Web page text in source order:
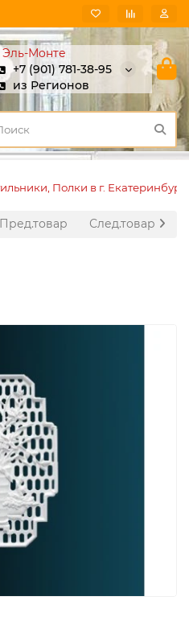
Эль-Монте
+7 (901) 781-38-95
из Регионов
Полки в г. Екатеринбург
Пред.товар След.товар